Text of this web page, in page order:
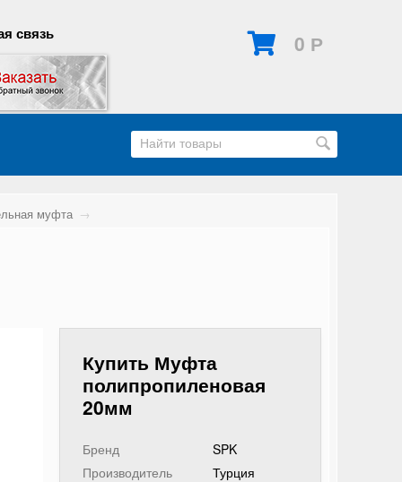
связь 0 Р
муфта →
Купить Муфта
полипропиленовая
20мм
Бренд
SPK
Производитель
Турция